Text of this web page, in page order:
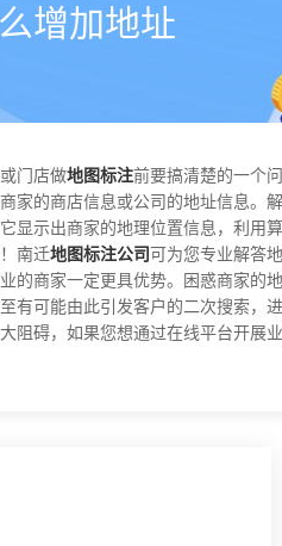
增加地址
门店做地图标注前要搞清楚的一个
的商店信息或公司的地址信息。
示出商家的地理位置信息，利用
南迁地图标注公司可为您专业解答
商家一定更具优势。困惑商家的
可能由此引发客户的二次搜索，
碍，如果您想通过在线平台开展